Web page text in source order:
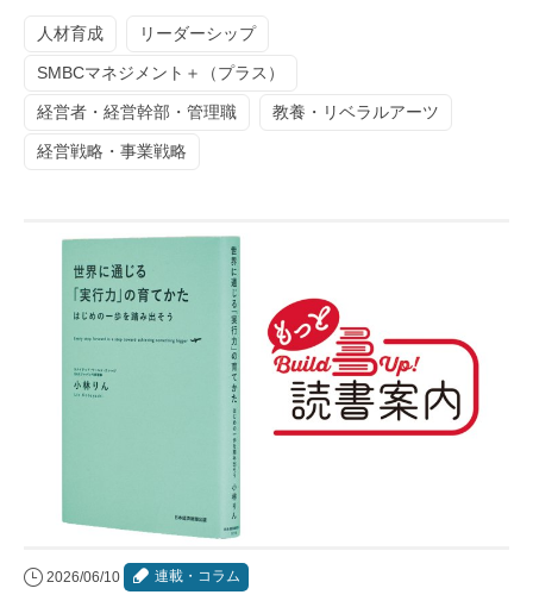
人材育成 リーダーシップ
SMBCマネジメント＋（プラス）
経営者・経営幹部・管理職 教養・リベラルアーツ
経営戦略・事業戦略
2026/06/10 連載・コラム